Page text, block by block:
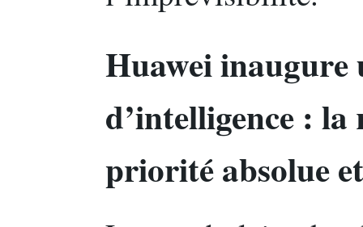
Huawei inaugure
d’intelligence : la
priorité absolue